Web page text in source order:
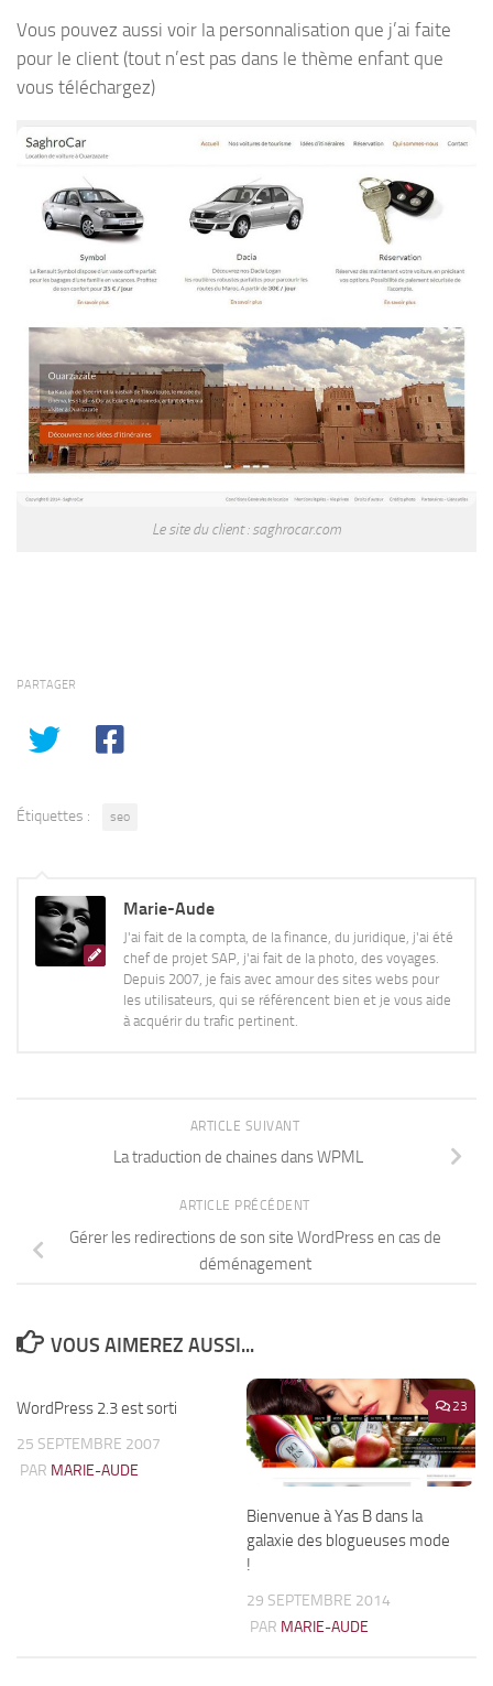
Vous pouvez aussi voir la personnalisation que j’ai faite
pour le client (tout n’est pas dans le thème enfant que
vous téléchargez)
Le site du client : saghrocar.com
PARTAGER
Étiquettes : seo
Marie-Aude
J'ai fait de la compta, de la finance, du juridique, j'ai été
chef de projet SAP, j'ai fait de la photo, des voyages.
Depuis 2007, je fais avec amour des sites webs pour
les utilisateurs, qui se référencent bien et je vous aide
à acquérir du trafic pertinent.
ARTICLE SUIVANT
La traduction de chaines dans WPML
ARTICLE PRÉCÉDENT
Gérer les redirections de son site WordPress en cas de
déménagement
VOUS AIMEREZ AUSSI...
WordPress 2.3 est sorti
25 SEPTEMBRE 2007
PAR MARIE-AUDE
23
Bienvenue à Yas B dans la
galaxie des blogueuses mode
!
29 SEPTEMBRE 2014
PAR MARIE-AUDE